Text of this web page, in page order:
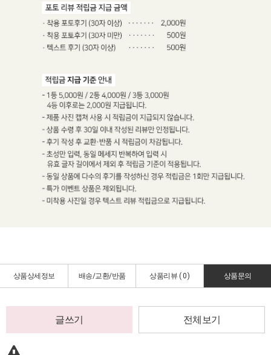
상품상세정보 배송/교환/반품 상품리뷰 (0) 상품문의
글쓰기 전체보기